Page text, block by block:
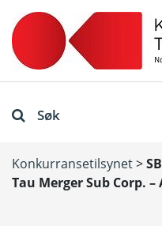
Søk
Konkurransetilsynet>
Tau Merger Sub Corp. –